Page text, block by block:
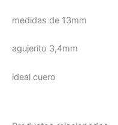
medidas de 13mm
agujerito 3,4mm
ideal cuero